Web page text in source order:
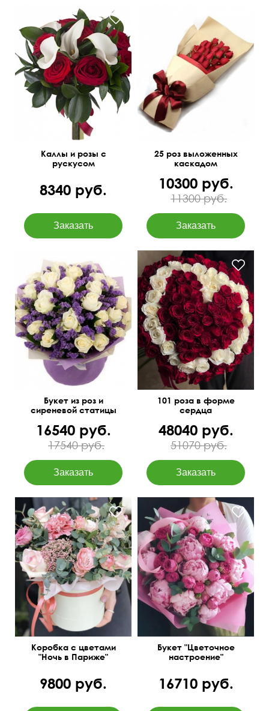
Открытка бесплатно
50 см
30 см
Каллы и розы с
рускусом
8340 руб.
70 см 35 см
25 роз выложенных
каскадом
10300 руб.
11300 руб.
50 см 45 см
Букет из роз и
сиреневой статицы
16540 руб.
17540 руб.
I love you
101 роза в форме
сердца
48040 руб.
51070 руб.
Коробка с цветами
"Ночь в Париже"
9800 руб.
Пионы Голландия 11,
кустовые розы, эвкалипт
парвифолия 3
Букет "Цветочное
настроение"
16710 руб.